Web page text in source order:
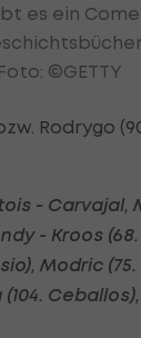
es ein
Foto: ©GETTY
Rodrygo
- Carvajal,
- Kroos
Modric
Ceballos),